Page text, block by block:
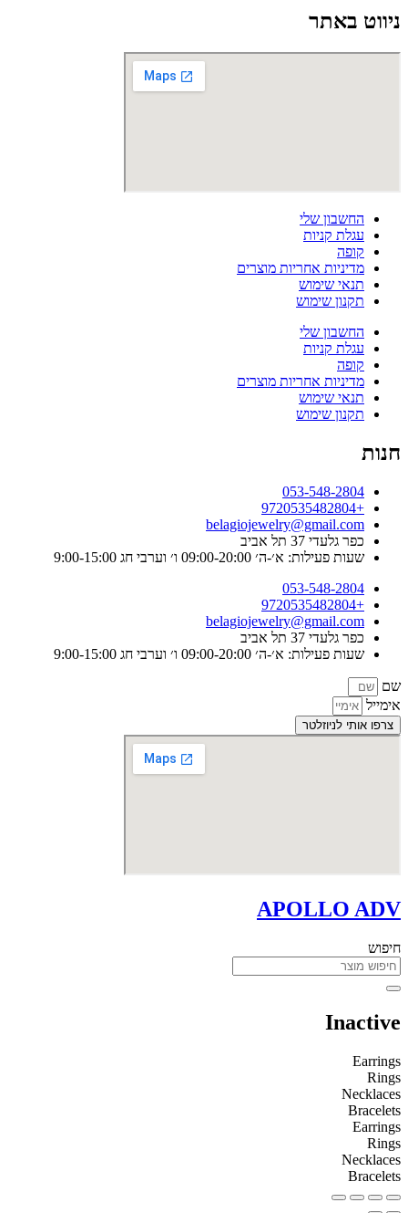
ניווט באתר
החשבון שלי
עגלת קניות
קופה
מדיניות אחריות מוצרים
תנאי שימוש
תקנון שימוש
החשבון שלי
עגלת קניות
קופה
מדיניות אחריות מוצרים
תנאי שימוש
תקנון שימוש
חנות
053-548-2804
+9720535482804
belagiojewelry@gmail.com
כפר גלעדי 37 תל אביב
שעות פעילות: א׳-ה׳ 09:00-20:00 ו׳ וערבי חג 9:00-15:00
053-548-2804
+9720535482804
belagiojewelry@gmail.com
כפר גלעדי 37 תל אביב
שעות פעילות: א׳-ה׳ 09:00-20:00 ו׳ וערבי חג 9:00-15:00
שם
אימייל
צרפו אותי לניוזלטר
APOLLO ADV
חיפוש
Inactive
Earrings
Rings
Necklaces
Bracelets
Earrings
Rings
Necklaces
Bracelets